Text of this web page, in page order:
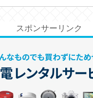
スポンサーリンク